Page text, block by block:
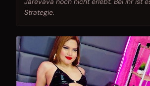
Strategie.